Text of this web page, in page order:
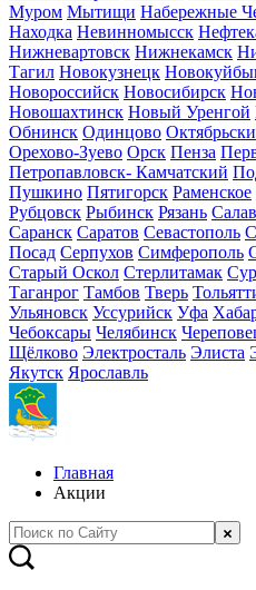
Муром Мытищи Набережные
Находка Невинномысск
Нижневартовск Нижнекамск
Тагил Новокузнецк
Новороссийск Новосибирск
Новошахтинск Новый Уренгой
Обнинск Одинцово
Орехово-Зуево Орск Пенза
Петропавловск- Камчатский
Пушкино Пятигорск Раменское
Рубцовск Рыбинск Рязань
Саранск Саратов Севастополь
Посад Серпухов Симферополь
Старый Оскол Стерлитамак
Таганрог Тамбов Тверь
Ульяновск Уссурийск Уфа
Чебоксары Челябинск
Щёлково Электросталь Элиста
Якутск Ярославль
Главная
Акции